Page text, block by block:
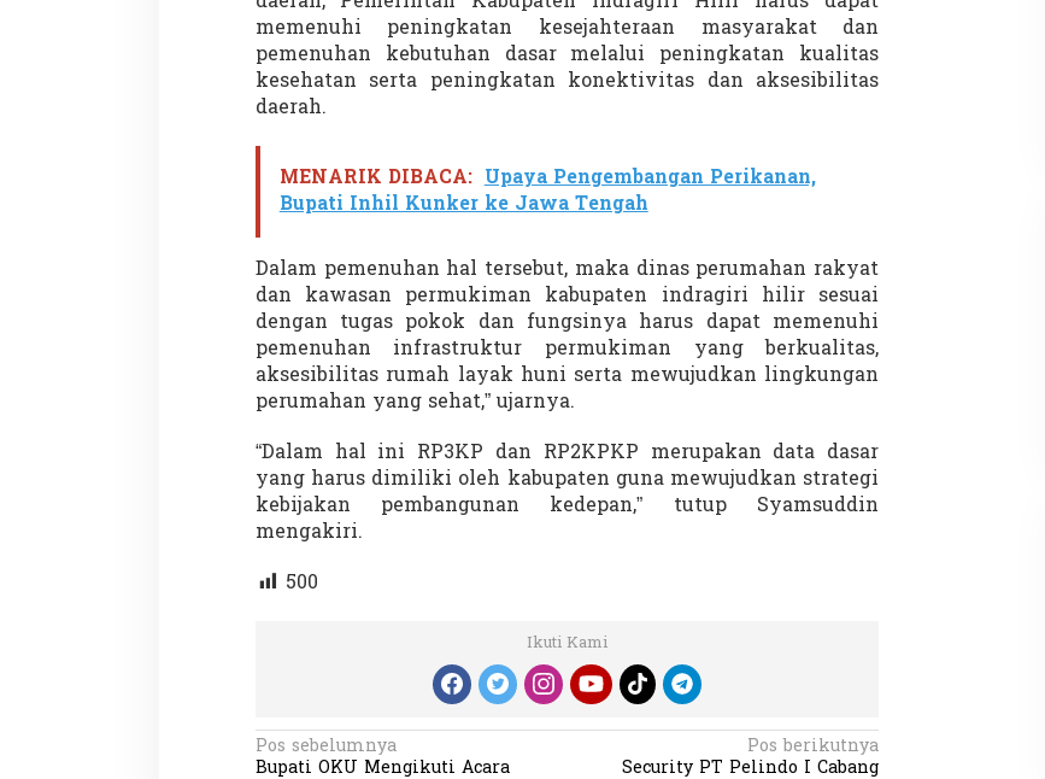
memenuhi peningkatan kesejahteraan masyarakat dan
pemenuhan kebutuhan dasar melalui peningkatan kualitas
kesehatan serta peningkatan konektivitas dan aksesibilitas
daerah.
MENARIK DIBACA: Upaya Pengembangan Perikanan,
Bupati Inhil Kunker ke Jawa Tengah
Dalam pemenuhan hal tersebut, maka dinas perumahan rakyat
dan kawasan permukiman kabupaten indragiri hilir sesuai
dengan tugas pokok dan fungsinya harus dapat memenuhi
pemenuhan infrastruktur permukiman yang berkualitas,
aksesibilitas rumah layak huni serta mewujudkan lingkungan
perumahan yang sehat,” ujarnya.
“Dalam hal ini RP3KP dan RP2KPKP merupakan data dasar
yang harus dimiliki oleh kabupaten guna mewujudkan strategi
kebijakan pembangunan kedepan,” tutup Syamsuddin
mengakiri.
500
Ikuti Kami
N
Pos sebelumnya
Bupati OKU Mengikuti Acara
Pos berikutnya
Security PT Pelindo I Cabang
Demonstrasi Gen-Z Guncang
Nepal, PM Mundur Mendadak
Setelah Gedung Parlemen Dibakar
12 September 2025
Menteri Nusron: Patok Batas Tanah
Cegah Konflik dan Dukung
Penataan Ruang
Di NASIONAL, SOROTAN | 8 Agustus 2025
Rekognisi Sejarah Kerajaan Siak
dan Harapan Daerah Istimewa Riau